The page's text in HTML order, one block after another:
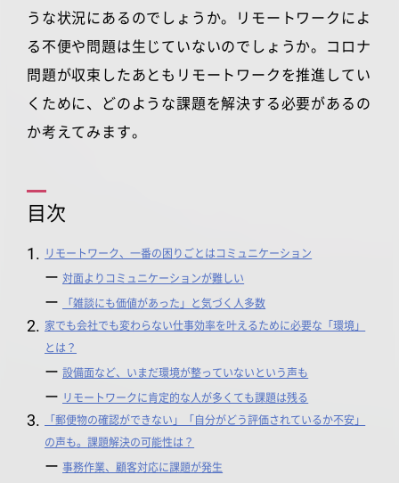
うな状況にあるのでしょうか。リモートワークによ
る不便や問題は生じていないのでしょうか。コロナ
問題が収束したあともリモートワークを推進してい
くために、どのような課題を解決する必要があるの
か考えてみます。
目次
リモートワーク、一番の困りごとはコミュニケーション
対面よりコミュニケーションが難しい
「雑談にも価値があった」と気づく人多数
家でも会社でも変わらない仕事効率を叶えるために必要な「環境」
とは？
設備面など、いまだ環境が整っていないという声も
リモートワークに肯定的な人が多くても課題は残る
「郵便物の確認ができない」「自分がどう評価されているか不安」
の声も。課題解決の可能性は？
事務作業、顧客対応に課題が発生